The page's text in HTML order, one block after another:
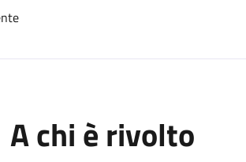
A chi è rivolto